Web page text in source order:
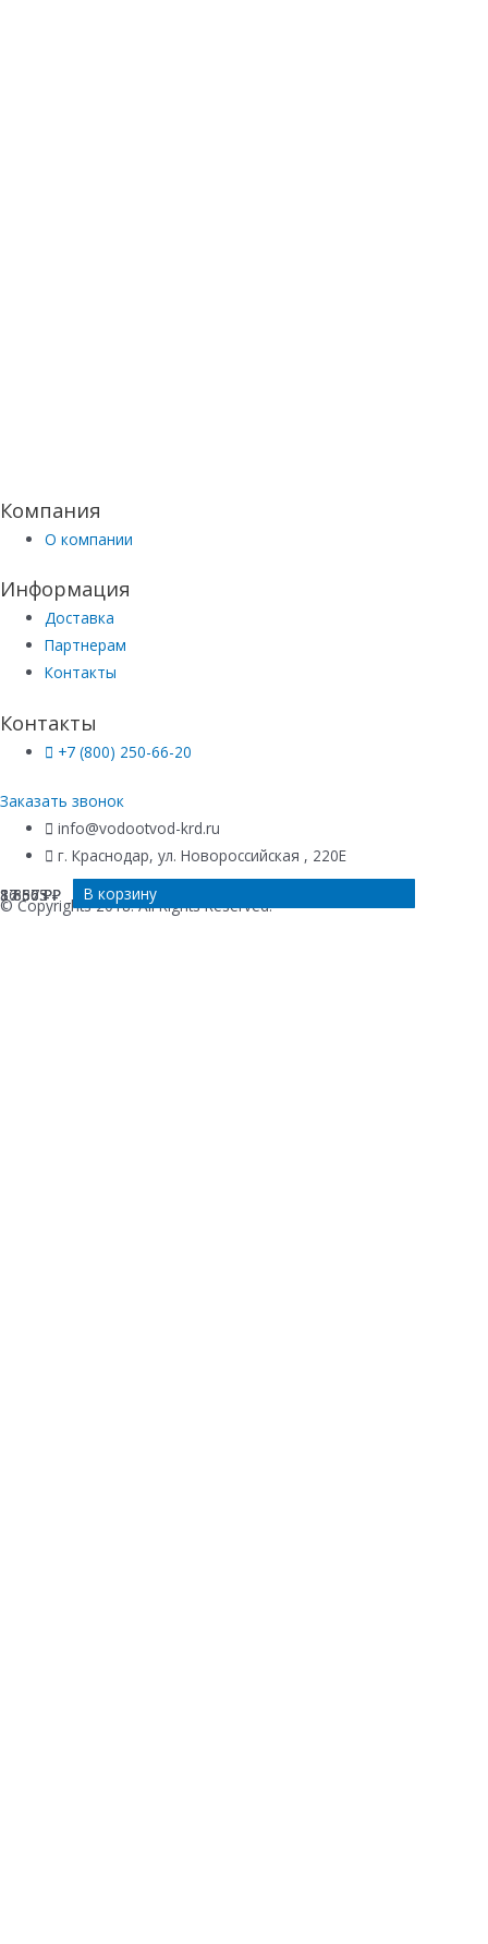
37 663₽ В корзину
8 650₽ В корзину
8 856₽ В корзину
16 375₽ В корзину
Компания
О компании
Информация
Доставка
Партнерам
Контакты
Контакты
+7 (800) 250-66-20
Заказать звонок
info@vodootvod-krd.ru
г. Краснодар, ул. Новороссийская , 220Е
© Copyrights 2018. All Rights Reserved.